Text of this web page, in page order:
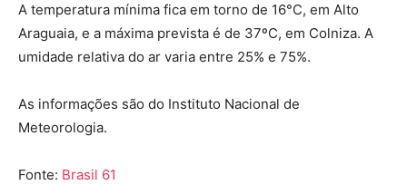
A temperatura mínima fica em torno de 16°C, em Alto
Araguaia, e a máxima prevista é de 37ºC, em Colniza. A
umidade relativa do ar varia entre 25% e 75%.
As informações são do Instituto Nacional de
Meteorologia.
Fonte: Brasil 61